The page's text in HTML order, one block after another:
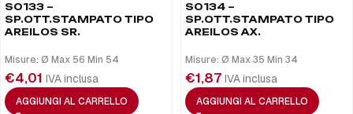
S0133 –
SP.OTT.STAMPATO TIPO
AREILOS SR.
Misure: Ø Max 56 Min 54
€4,01 IVA inclusa
AGGIUNGI AL CARRELLO
S0134 –
SP.OTT.STAMPATO TIPO
AREILOS AX.
Misure: Ø Max 35 Min 34
€1,87 IVA inclusa
AGGIUNGI AL CARRELLO